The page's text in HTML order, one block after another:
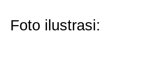
Foto ilustrasi: